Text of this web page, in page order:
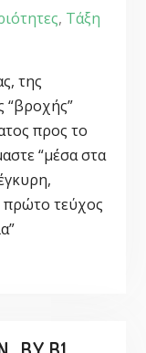
, Τάξη
της
“βροχής”
προς το
“μέσα στα
πρώτο τεύχος